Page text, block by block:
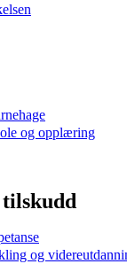
og opplæring
tilskudd
og